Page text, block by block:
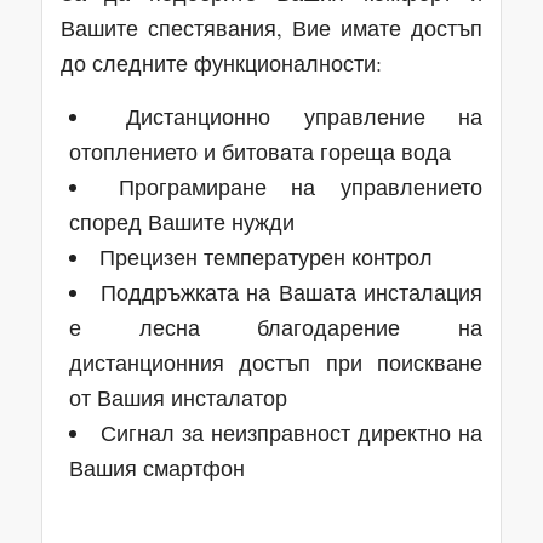
Вашите спестявания, Вие имате достъп
до следните функционалности:
Дистанционно управление на
отоплението и битовата гореща вода
Програмиране на управлението
според Вашите нужди
Прецизен температурен контрол
Поддръжката на Вашата инсталация
е лесна благодарение на
дистанционния достъп при поискване
от Вашия инсталатор
Сигнал за неизправност директно на
Вашия смартфон